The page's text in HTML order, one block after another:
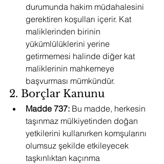
durumunda hakim müdahalesini
gerektiren koşulları içerir. Kat
maliklerinden birinin
yükümlülüklerini yerine
getirmemesi halinde diğer kat
maliklerinin mahkemeye
başvurması mümkündür.
2. Borçlar Kanunu
Madde 737: Bu madde, herkesin
taşınmaz mülkiyetinden doğan
yetkilerini kullanırken komşularını
olumsuz şekilde etkileyecek
taşkınlıktan kaçınma